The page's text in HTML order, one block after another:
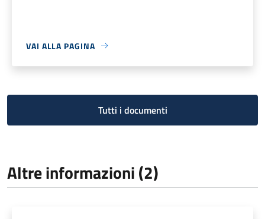
VAI ALLA PAGINA
Tutti i documenti
Altre informazioni (2)